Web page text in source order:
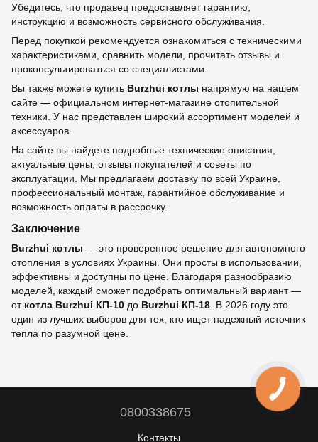
Убедитесь, что продавец предоставляет гарантию,
инструкцию и возможность сервисного обслуживания.
Перед покупкой рекомендуется ознакомиться с техническими
характеристиками, сравнить модели, прочитать отзывы и
проконсультироваться со специалистами.
Вы также можете купить Burzhui котлы напрямую на нашем
сайте — официальном интернет-магазине отопительной
техники. У нас представлен широкий ассортимент моделей и
аксессуаров.
На сайте вы найдете подробные технические описания,
актуальные цены, отзывы покупателей и советы по
эксплуатации. Мы предлагаем доставку по всей Украине,
профессиональный монтаж, гарантийное обслуживание и
возможность оплаты в рассрочку.
Заключение
Burzhui котлы — это проверенное решение для автономного
отопления в условиях Украины. Они просты в использовании,
эффективны и доступны по цене. Благодаря разнообразию
моделей, каждый сможет подобрать оптимальный вариант —
от котла Burzhui КП-10 до Burzhui КП-18. В 2026 году это
один из лучших выборов для тех, кто ищет надежный источник
тепла по разумной цене.
0800338675
Контакты